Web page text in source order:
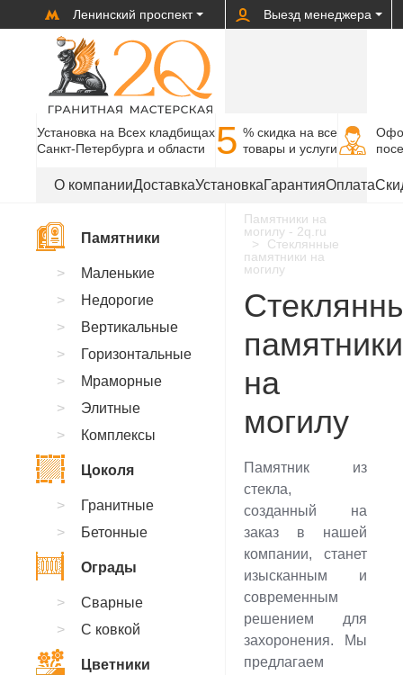
Ленинский проспект Выезд менеджера
Установка на Всех кладбищах
Санкт-Петербурга и области
5 % cкидка на все
товары и услуги
О компанииДоставкаУстановкаГарантияОплата
Памятники на
могилу - 2q.ru
Стеклянные
памятники на
могилу
памятники
на
могилу
Памятник из
стекла,
созданный на
заказ в нашей
компании, станет
изысканным и
современным
решением для
захоронения. Мы
предлагаем
Памятники
Маленькие
Недорогие
Вертикальные
Горизонтальные
Мраморные
Элитные
Комплексы
Цоколя
Гранитные
Бетонные
Ограды
Сварные
С ковкой
Цветники